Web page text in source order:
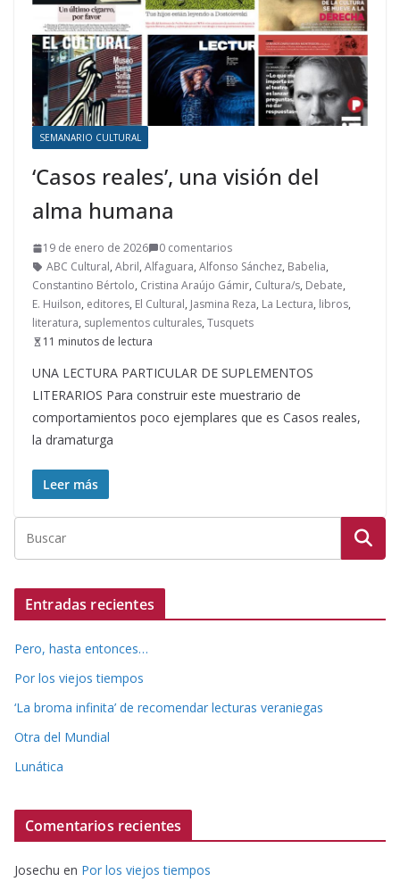
SEMANARIO CULTURAL
‘Casos reales’, una visión del
alma humana
19 de enero de 2026
0 comentarios
ABC Cultural, Abril, Alfaguara, Alfonso Sánchez, Babelia,
Constantino Bértolo, Cristina Araújo Gámir, Cultura/s, Debate,
E. Huilson, editores, El Cultural, Jasmina Reza, La Lectura, libros,
literatura, suplementos culturales, Tusquets
11 minutos de lectura
UNA LECTURA PARTICULAR DE SUPLEMENTOS
LITERARIOS Para construir este muestrario de
comportamientos poco ejemplares que es Casos reales,
la dramaturga
Leer más
Entradas recientes
Pero, hasta entonces…
Por los viejos tiempos
‘La broma infinita’ de recomendar lecturas veraniegas
Otra del Mundial
Lunática
Comentarios recientes
Josechu en Por los viejos tiempos